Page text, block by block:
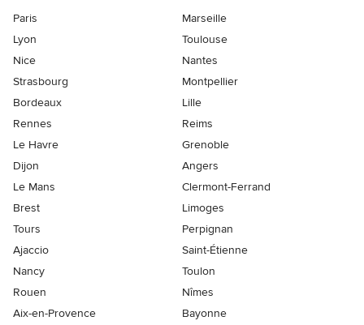
Paris
Marseille
Lyon
Toulouse
Nice
Nantes
Strasbourg
Montpellier
Bordeaux
Lille
Rennes
Reims
Le Havre
Grenoble
Dijon
Angers
Le Mans
Clermont-Ferrand
Brest
Limoges
Tours
Perpignan
Ajaccio
Saint-Étienne
Nancy
Toulon
Rouen
Nîmes
Aix-en-Provence
Bayonne